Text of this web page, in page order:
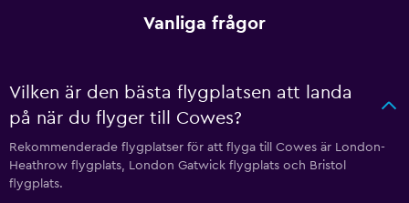
Vanliga frågor
Vilken är den bästa flygplatsen att landa
på när du flyger till Cowes?
Rekommenderade flygplatser för att flyga till Cowes är London-
Heathrow flygplats, London Gatwick flygplats och Bristol
flygplats.